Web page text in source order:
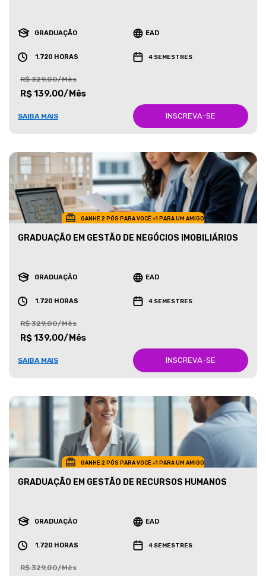
GRADUAÇÃO EAD
1.720 HORAS 4 SEMESTRES
R$ 329,00/Mês
R$ 139,00/Mês
SAIBA MAIS INSCREVA-SE
GANHE 2 PÓS PARA VOCÊ +1 PARA UM AMIGO
GRADUAÇÃO EM GESTÃO DE NEGÓCIOS IMOBILIÁRIOS
GRADUAÇÃO EAD
1.720 HORAS 4 SEMESTRES
R$ 329,00/Mês
R$ 139,00/Mês
SAIBA MAIS INSCREVA-SE
GANHE 2 PÓS PARA VOCÊ +1 PARA UM AMIGO
GRADUAÇÃO EM GESTÃO DE RECURSOS HUMANOS
GRADUAÇÃO EAD
1.720 HORAS 4 SEMESTRES
R$ 329,00/Mês